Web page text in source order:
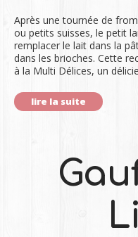
Après une tournée de
ou petits suisses, le petit
remplacer le lait dans la
dans les brioches. Cette
à la Multi Délices, un
lire la suite